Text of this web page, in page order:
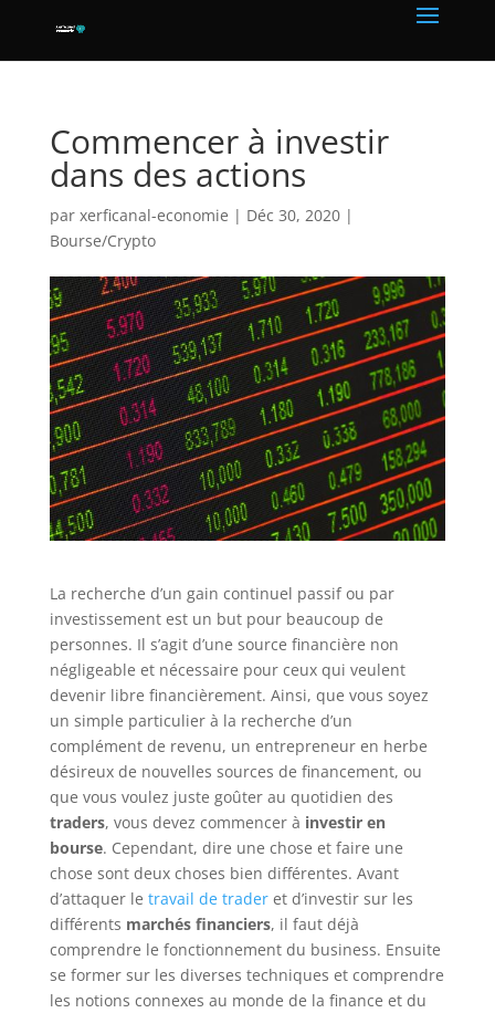
Commencer à investir
dans des actions
par xerficanal-economie | Déc 30, 2020|
Bourse/Crypto
La recherche d’un gain continuel passif ou par
investissement est un but pour beaucoup de
personnes. Il s’agit d’une source financière non
négligeable et nécessaire pour ceux qui veulent
devenir libre financièrement. Ainsi, que vous soyez
un simple particulier à la recherche d’un
complément de revenu, un entrepreneur en herbe
désireux de nouvelles sources de financement, ou
que vous voulez juste goûter au quotidien des
traders, vous devez commencer à investir en
bourse. Cependant, dire une chose et faire une
chose sont deux choses bien différentes. Avant
d’attaquer le travail de traderet d’investir sur les
différents marchés financiers, il faut déjà
comprendre le fonctionnement du business. Ensuite
se former sur les diverses techniques et comprendre
les notions connexes au monde de la finance et du